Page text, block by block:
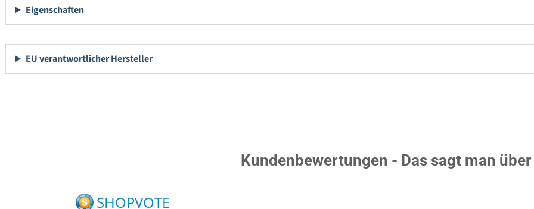
Eigenschaften
EU verantwortlicher Hersteller
Kundenbewertungen - Das sagt man